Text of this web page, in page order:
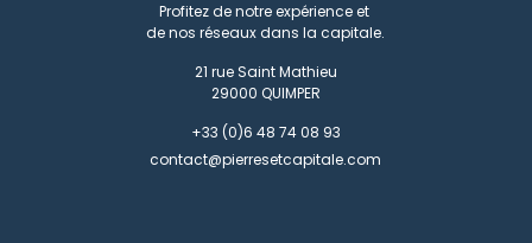
Profitez de notre expérience et
de nos réseaux dans la capitale.
21 rue Saint Mathieu
29000 QUIMPER
+33 (0)6 48 74 08 93
contact@pierresetcapitale.com